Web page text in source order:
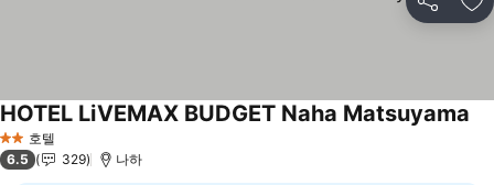
공유 즐
2 성급호텔
HOTEL LiVEMAX BUDGET Naha Matsuyama
6.5 329 나하